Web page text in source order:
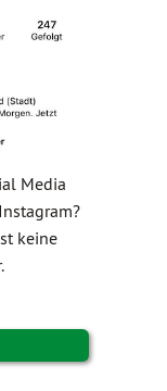
Media
keine